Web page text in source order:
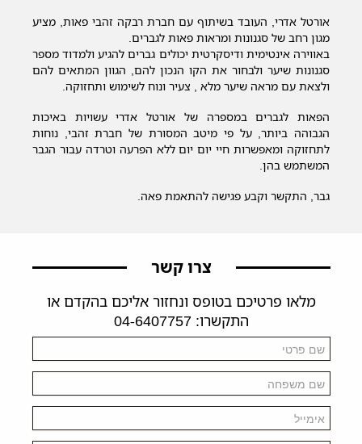
אורטל אדרי, העובד בשיתוף עם חברת רבקה זהבי פאות, מציע
מגון רחב של סגנונות ומראות פאות לגברים.
באווירה אינטימית ודיסקרטית יכולים גברים להגיע ולמדוד מספר
סגנונות שיער ולבחור את הקו הנכון להם, הגוון המתאים להם
ולצאת עם מראה שיער מלא , צעיר ונוח לשימוש ותחזוקה.
הפאות לגברים במספרה של אורטל אדרי עשויות באיכות
הגבוהה ביותר, על פי מיטב המסורת של חברת זהבי, נוחות
לתחזוקה ומאפשרות חיי יום יום ללא הפרעה וטרדה עבור הגבר
המשתמש בהן.
גבר, התקשר וקבע פגישה להתאמת פאה.
צרו קשר
מלאו פרטיכם בטופס ונחזור אליכם בהקדם או
התקשרו: 04-6407757